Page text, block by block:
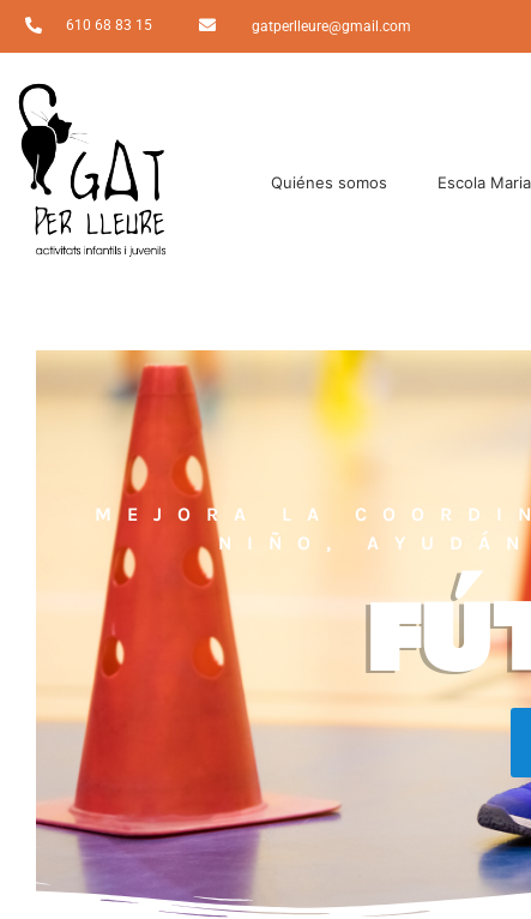
610 68 83 15 gatperlleure@gmail.com
Quiénes somos Escola
MEJORA LA
NIÑO,